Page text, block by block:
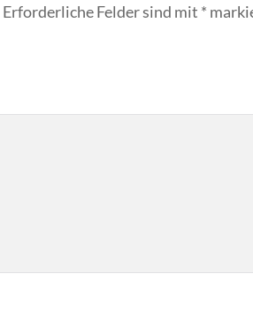
Erforderliche Felder sind mit *